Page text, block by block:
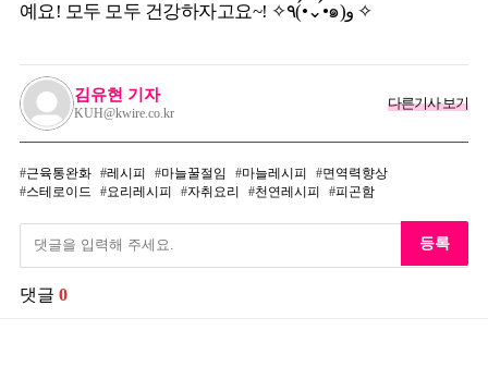
예요! 모두 모두 건강하자고요~! ✧٩(•́⌄•́๑)و ✧
김유현 기자
KUH@kwire.co.kr
다른기사 보기
근육통완화 레시피 마늘꿀절임 마늘레시피
면역력향상
스테로이드
요리레시피 자취요리 천연레시피 피곤함
등록
댓글 0